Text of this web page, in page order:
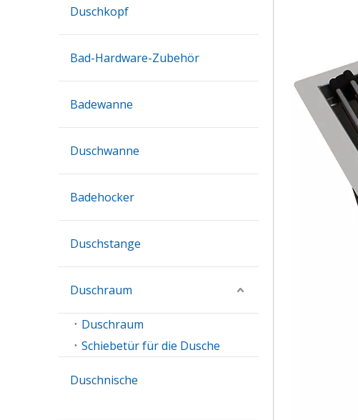
Duschkopf
Bad-Hardware-Zubehör
Badewanne
Duschwanne
Badehocker
Duschstange
Duschraum
Duschraum
Schiebetür für die Dusche
Duschnische